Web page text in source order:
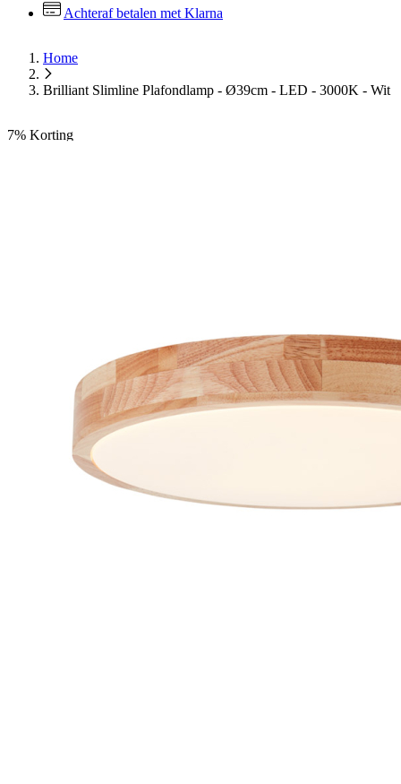
Achteraf betalen met Klarna
Home
Brilliant Slimline Plafondlamp - Ø39cm - LED - 3000K - Wit
7% Korting